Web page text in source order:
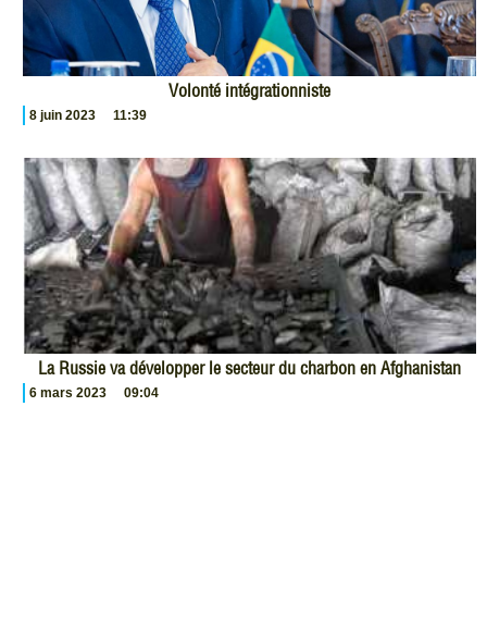
Volonté intégrationniste
8 juin 2023 11:39
La Russie va développer le secteur du charbon en Afghanistan
6 mars 2023 09:04